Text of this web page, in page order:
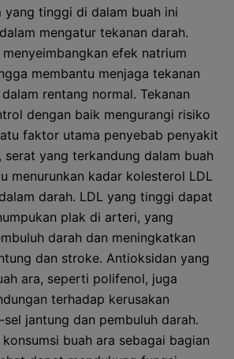
yang tinggi di dalam buah ini
mengatur tekanan darah.
efek natrium
membantu menjaga tekanan
rentang normal. Tekanan
dengan baik mengurangi risiko
faktor utama penyebab penyakit
serat yang terkandung dalam buah
menurunkan kadar kolesterol LDL
darah. LDL yang tinggi dapat
plak di arteri, yang
darah dan meningkatkan
dan stroke. Antioksidan yang
ara, seperti polifenol, juga
terhadap kerusakan
jantung dan pembuluh darah.
buah ara sebagai bagian